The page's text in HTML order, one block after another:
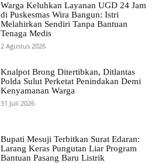
Warga Keluhkan Layanan UGD 24 Jam
di Puskesmas Wira Bangun: Istri
Melahirkan Sendiri Tanpa Bantuan
Tenaga Medis
2 Agustus 2026
Knalpot Brong Ditertibkan, Ditlantas
Polda Sulut Perketat Penindakan Demi
Kenyamanan Warga
31 Juli 2026
Bupati Mesuji Terbitkan Surat Edaran:
Larang Keras Pungutan Liar Program
Bantuan Pasang Baru Listrik